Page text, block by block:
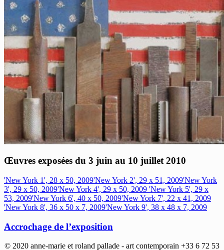
Œuvres exposées du 3 juin au 10 juillet 2010
'New York 1', 28 x 50, 2009'New York 2', 29 x 51, 2009'New York
3', 29 x 50, 2009'New York 4', 29 x 50, 2009 'New York 5', 29 x
53, 2009'New York 6', 40 x 50, 2009'New York 7', 22 x 41, 2009
'New York 8', 36 x 50 x 7, 2009'New York 9', 38 x 48 x 7, 2009
Accrochage de l’exposition
© 2020 anne-marie et roland pallade - art contemporain +33 6 72 53